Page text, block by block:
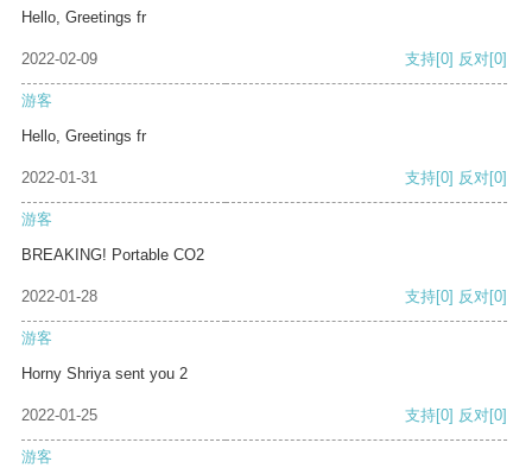
Hello, Greetings fr
2022-02-09 支持[0] 反对[0]
游客
Hello, Greetings fr
2022-01-31 支持[0] 反对[0]
游客
BREAKING! Portable CO2
2022-01-28 支持[0] 反对[0]
游客
Horny Shriya sent you 2
2022-01-25 支持[0] 反对[0]
游客